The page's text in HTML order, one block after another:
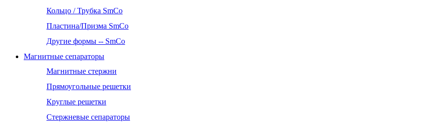
Кольцо / Трубка SmCo
Пластина/Призма SmCo
Другие формы -- SmCo
Магнитные сепараторы
Магнитные стержни
Прямоугольные решетки
Круглые решетки
Стержневые сепараторы